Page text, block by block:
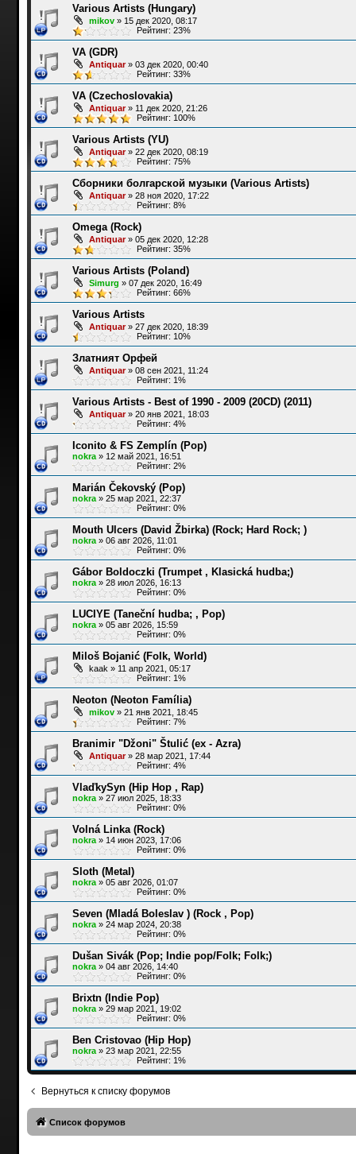
Various Artists (Hungary)
mikov» 15 дек 2020, 08:17
Рейтинг: 23%
VA (GDR)
Antiquar» 03 дек 2020, 00:40
Рейтинг: 33%
VA (Czechoslovakia)
Antiquar» 11 дек 2020, 21:26
Рейтинг: 100%
Various Artists (YU)
Antiquar» 22 дек 2020, 08:19
Рейтинг: 75%
Сборники болгарской музыки (Various Artists)
Antiquar» 28 ноя 2020, 17:22
Рейтинг: 8%
Omega (Rock)
Antiquar» 05 дек 2020, 12:28
Рейтинг: 35%
Various Artists (Poland)
Simurg » 07 дек 2020, 16:49
Рейтинг: 66%
Various Artists
Antiquar» 27 дек 2020, 18:39
Рейтинг: 10%
Златният Орфей
Antiquar» 08 сен 2021, 11:24
Рейтинг: 1%
Various Artists - Best of 1990 - 2009 (20СD) (2011)
Antiquar» 20 янв 2021, 18:03
Рейтинг: 4%
Iconito & FS Zemplín (Pop)
nokra» 12 май 2021, 16:51
Рейтинг: 2%
Marián Čekovský (Pop)
nokra» 25 мар 2021, 22:37
Рейтинг: 0%
Mouth Ulcers (David Žbirka) (Rock; Hard Rock; )
nokra» 06 авг 2026, 11:01
Рейтинг: 0%
Gábor Boldoczki (Trumpet , Klasická hudba;)
nokra» 28 июл 2026, 16:13
Рейтинг: 0%
LUCIYE (Taneční hudba; , Pop)
nokra» 05 авг 2026, 15:59
Рейтинг: 0%
Miloš Bojanić (Folk, World)
kaak » 11 апр 2021, 05:17
Рейтинг: 1%
Neoton (Neoton Família)
mikov» 21 янв 2021, 18:45
Рейтинг: 7%
Branimir "Džoni" Štulić (ex - Azra)
Antiquar» 28 мар 2021, 17:44
Рейтинг: 4%
VlaďkySyn (Hip Hop , Rap)
nokra» 27 июл 2025, 18:33
Рейтинг: 0%
Volná Linka (Rock)
nokra» 14 июн 2023, 17:06
Рейтинг: 0%
Sloth (Metal)
nokra» 05 авг 2026, 01:07
Рейтинг: 0%
Seven (Mladá Boleslav ) (Rock , Pop)
nokra» 24 мар 2024, 20:38
Рейтинг: 0%
Dušan Sivák (Pop; Indie pop/Folk; Folk;)
nokra» 04 авг 2026, 14:40
Рейтинг: 0%
Brixtn (Indie Pop)
nokra» 29 мар 2021, 19:02
Рейтинг: 0%
Ben Cristovao (Hip Hop)
nokra» 23 мар 2021, 22:55
Рейтинг: 1%
Вернуться к списку форумов
Список форумов